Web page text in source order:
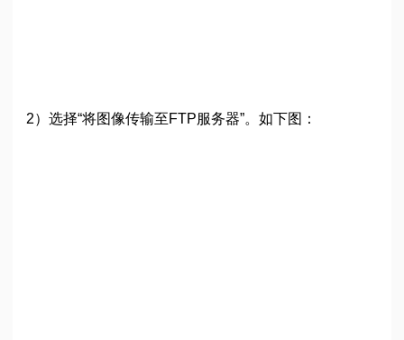
2）选择“将图像传输至FTP服务器”。如下图：